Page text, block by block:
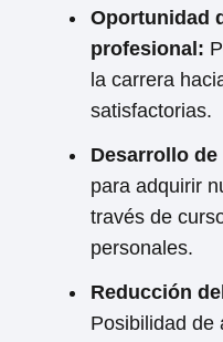
Oportunidad
profesional:
la carrera
satisfactorias.
Desarrollo
para adquirir
través de
personales.
Reducción
Posibilidad de